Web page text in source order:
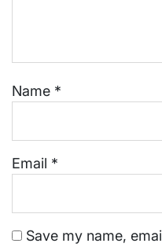
Name *
Email *
Save my name,